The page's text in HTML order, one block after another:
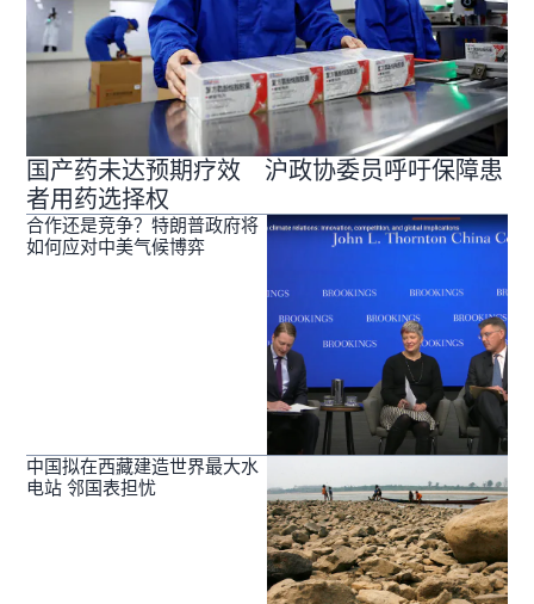
国产药未达预期疗效 沪政协委员呼吁保障患
者用药选择权
合作还是竞争？特朗普政府将
如何应对中美气候博弈
中国拟在西藏建造世界最大水
电站 邻国表担忧